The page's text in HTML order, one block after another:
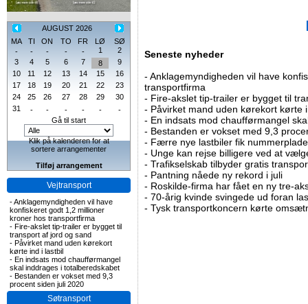
AUGUST 2026
MA
TI ON TO FR LØ
SØ
-
- - - - 1
2
3
4 5 6 7 8
9
10
11 12 13 14 15
16
17
18 19 20 21 22
23
24
25 26 27 28 29
30
31
- - - - -
-
Gå til start
Klik på kalenderen for at
sortere arrangementer
Tilføj arrangement
Vejtransport
-Anklagemyndigheden vil have
konfiskeret godt 1,2 millioner
kroner hos transportfirma
- Fire-akslet tip-trailer er bygget til
transport af jord og sand
- Påvirket mand uden kørekort
kørte ind i lastbil
- En indsats mod chaufførmangel
skal inddrages i totalberedskabet
- Bestanden er vokset med 9,3
procent siden juli 2020
Søtransport
Seneste nyheder
- Anklagemyndigheden vil have
transportfirma
- Fire-akslet tip-trailer er bygget til
- Påvirket mand uden kørekort kørte
- En indsats mod chaufførmangel
- Bestanden er vokset med 9,3
- Færre nye lastbiler fik
- Unge kan rejse billigere ved at
- Trafikselskab tilbyder gratis
- Pantning nåede ny rekord i juli
- Roskilde-firma har fået en ny tre-
- 70-årig kvinde svingede ud foran
- Tysk transportkoncern kørte